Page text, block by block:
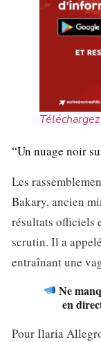
Téléchargez
“Un nuage noir
Les
Bakary, ancien
résultats officiels
scrutin. Il a
entraînant une
Ne
en
Pour Ilaria